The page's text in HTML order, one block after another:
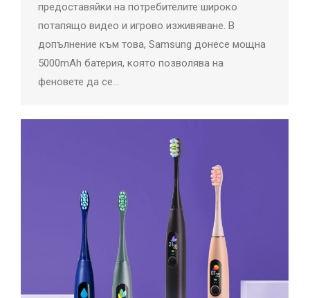
предоставяйки на потребителите широко
потапящо видео и игрово изживяване. В
допълнение към това, Samsung донесе мощна
5000mAh батерия, която позволява на
феновете да се…